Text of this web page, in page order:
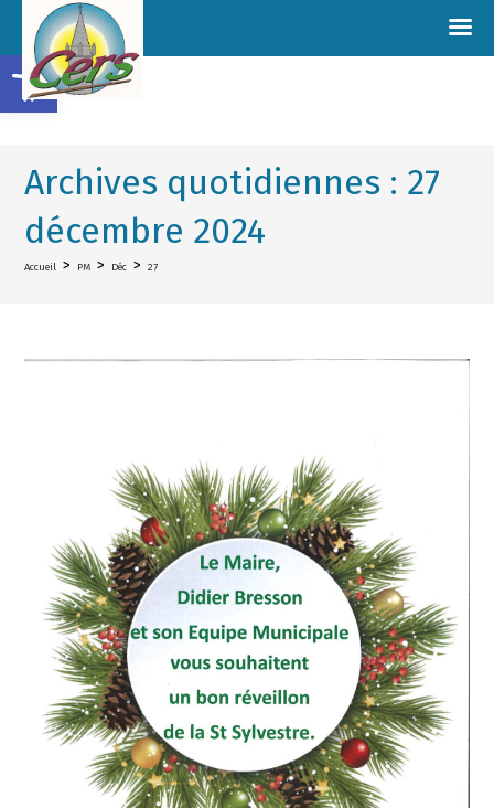
Archives quotidiennes : 27
décembre 2024
Accueil > PM > Déc > 27
Ouvrir la barre d’outils